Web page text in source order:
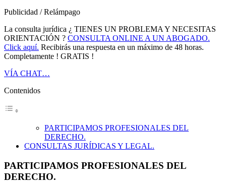
Publicidad / Relámpago
La consulta jurídica ¿ TIENES UN PROBLEMA Y NECESITAS
ORIENTACIÓN ? CONSULTA ONLINE A UN ABOGADO.
Click aquí. Recibirás una respuesta en un máximo de 48 horas.
Completamente ! GRATIS !
VÍA CHAT…
Contenidos
PARTICIPAMOS PROFESIONALES DEL
DERECHO.
CONSULTAS JURÍDICAS Y LEGAL.
PARTICIPAMOS PROFESIONALES DEL
DERECHO.